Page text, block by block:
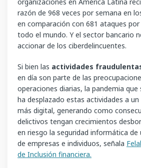
razón de 968 veces por semana en
en comparación con 681 ataques
todo el mundo. Y el sector bancario
accionar de los ciberdelincuentes.
Si bien las actividades
en día son parte de las
operaciones diarias, la pandemia
ha desplazado estas actividades a
más digital, generando como
delictivos tengan crecimientos
en riesgo la seguridad informática
de empresas e individuos, señala
de Inclusión financiera.